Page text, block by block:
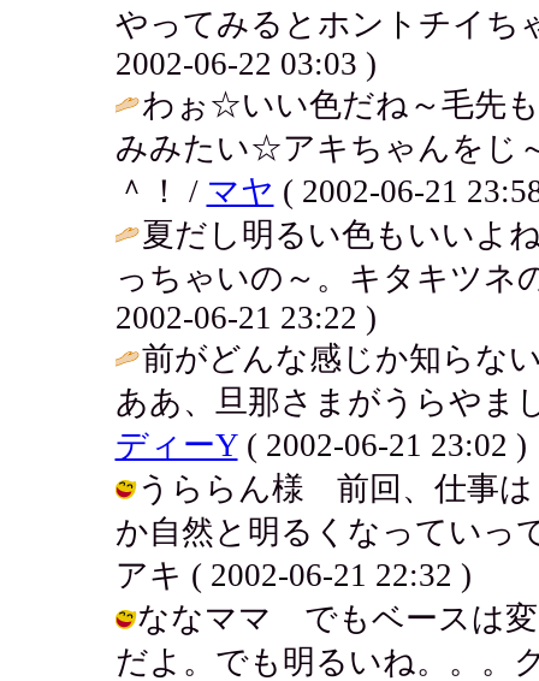
やってみるとホントチイち
2002-06-22 03:03 )
わぉ☆いい色だね～毛先
みみたい☆アキちゃんをじ
＾！ / マヤ ( 2002-06-21
夏だし明るい色もいいよ
っちゃいの～。キタキツネ
2002-06-21 23:22 )
前がどんな感じか知らな
ああ、旦那さまがうらやま
ディーY( 2002-06-21 23:02 )
うららん様 前回、仕事は
か自然と明るくなっていっ
アキ ( 2002-06-21 22:32 )
ななママ でもベースは変
だよ。でも明るいね。。。